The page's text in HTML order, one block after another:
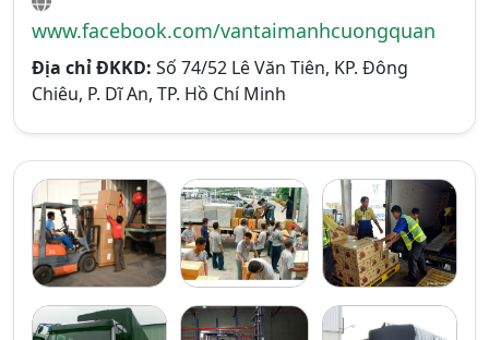
www.facebook.com/vantaimanhcuongquan
Địa chỉ ĐKKD: Số 74/52 Lê Văn Tiên, KP. Đông
Chiêu, P. Dĩ An, TP. Hồ Chí Minh